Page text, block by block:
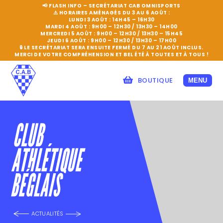
📢 FLASH INFO – SECRÉTARIAT CAB OMNISPORTS
⚠️ HORAIRES AMÉNAGÉS DU 3 AU 6 AOÛT :
LUNDI 3 AOÛT : 14H45 – 16H30
MARDI 4 AOÛT : 9H00 – 12H30 / 13H30 – 14H00
MERCREDI 5 AOÛT : 9H00 – 12H30 / 13H30 – 15H45
JEUDI 6 AOÛT : 9H00 – 12H30 / 13H30 – 17H00
🔒 LE SECRÉTARIAT SERA ENSUITE FERMÉ DU 7 AU 21 AOÛT INCLUS.
MERCI DE VOTRE COMPRÉHENSION ET BEL ÉTÉ À TOUTES ET À TOUS !
BOUTIQUE MENU